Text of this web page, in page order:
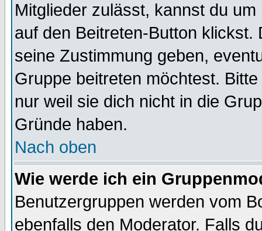
Mitglieder zulässt, kannst du
auf den Beitreten-Button
seine Zustimmung geben,
Gruppe beitreten möchtest.
nur weil sie dich nicht in die
Gründe haben.
Nach oben
Wie werde ich ein
Benutzergruppen werden vom
ebenfalls den Moderator. Falls